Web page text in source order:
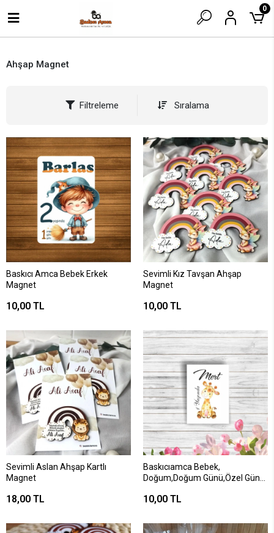
0
Ahşap Magnet
Filtreleme Sıralama
Baskıcı Amca Bebek Erkek
Magnet
10,00 TL
Sevimli Kız Tavşan Ahşap
Magnet
10,00 TL
Sevimli Aslan Ahşap Kartlı
Magnet
18,00 TL
Baskıcıamca Bebek,
Doğum,Doğum Günü,Özel Gün
10,00 TL